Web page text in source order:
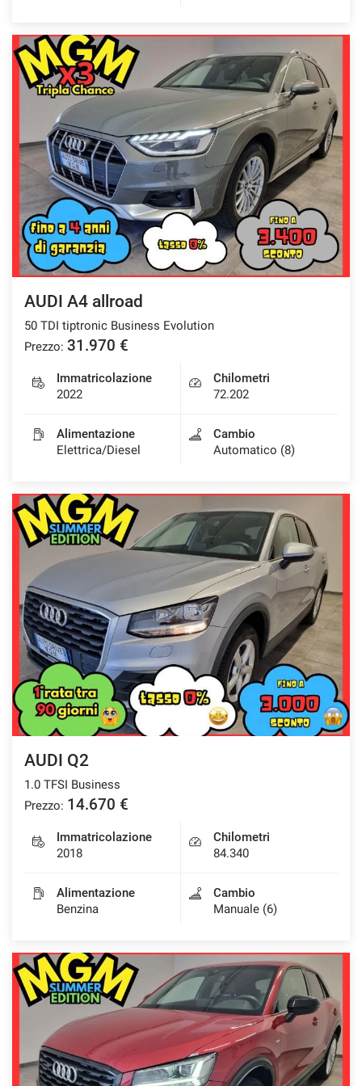
AUDI A4 allroad
50 TDI tiptronic Business Evolution
Prezzo: 31.970 €
Immatricolazione
2022
Chilometri
72.202
Alimentazione
Elettrica/Diesel
Cambio
Automatico (8)
AUDI Q2
1.0 TFSI Business
Prezzo: 14.670 €
Immatricolazione
2018
Chilometri
84.340
Alimentazione
Benzina
Cambio
Manuale (6)